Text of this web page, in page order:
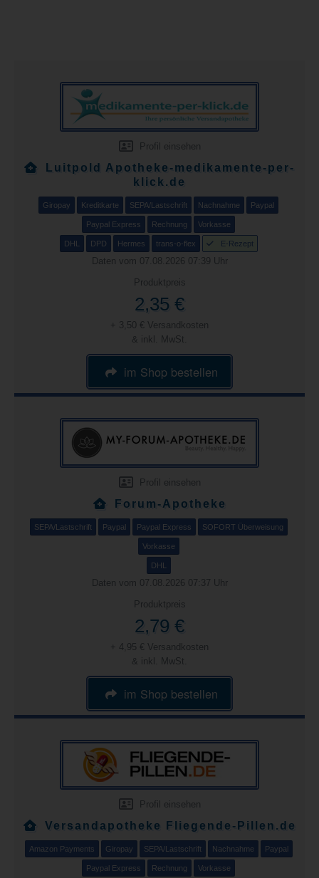
Profil einsehen
Luitpold Apotheke-medikamente-per-
klick.de
Giropay Kreditkarte SEPA/Lastschrift Nachnahme Paypal
Paypal Express Rechnung Vorkasse
DHL DPD Hermes trans-o-flex E-Rezept
Daten vom 07.08.2026 07:39 Uhr
Produktpreis
2,35 €
+ 3,50 € Versandkosten
& inkl. MwSt.
im Shop bestellen
Profil einsehen
Forum-Apotheke
SEPA/Lastschrift Paypal Paypal Express SOFORT Überweisung
Vorkasse
DHL
Daten vom 07.08.2026 07:37 Uhr
Produktpreis
2,79 €
+ 4,95 € Versandkosten
& inkl. MwSt.
im Shop bestellen
Profil einsehen
Versandapotheke Fliegende-Pillen.de
Amazon Payments Giropay SEPA/Lastschrift Nachnahme Paypal
Paypal Express Rechnung Vorkasse